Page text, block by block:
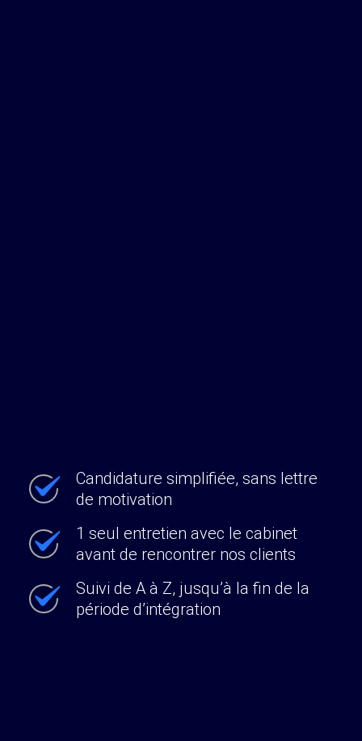
Candidature simplifiée, sans lettre
de motivation
1 seul entretien avec le cabinet
avant de rencontrer nos clients
Suivi de A à Z, jusqu’à la fin de la
période d’intégration